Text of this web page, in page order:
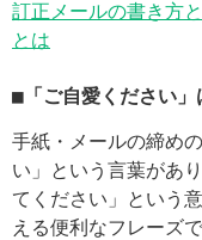
訂正メールの書き方
とは
■「ご自愛ください」
手紙・メールの締め
い」という言葉があ
てください」という
える便利なフレーズ